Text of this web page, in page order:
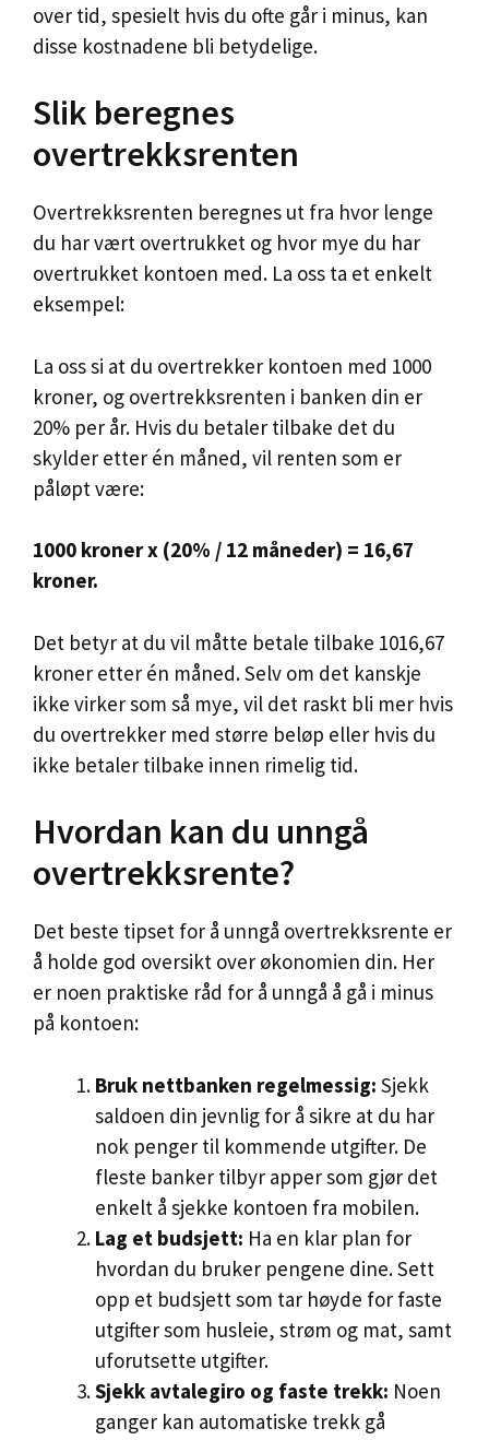
over tid, spesielt hvis du ofte går i minus, kan
disse kostnadene bli betydelige.
Slik beregnes
overtrekksrenten
Overtrekksrenten beregnes ut fra hvor lenge
du har vært overtrukket og hvor mye du har
overtrukket kontoen med. La oss ta et enkelt
eksempel:
La oss si at du overtrekker kontoen med 1000
kroner, og overtrekksrenten i banken din er
20% per år. Hvis du betaler tilbake det du
skylder etter én måned, vil renten som er
påløpt være:
1000 kroner x (20% / 12 måneder) = 16,67
kroner.
Det betyr at du vil måtte betale tilbake 1016,67
kroner etter én måned. Selv om det kanskje
ikke virker som så mye, vil det raskt bli mer hvis
du overtrekker med større beløp eller hvis du
ikke betaler tilbake innen rimelig tid.
Hvordan kan du unngå
overtrekksrente?
Det beste tipset for å unngå overtrekksrente er
å holde god oversikt over økonomien din. Her
er noen praktiske råd for å unngå å gå i minus
på kontoen:
Bruk nettbanken regelmessig: Sjekk
saldoen din jevnlig for å sikre at du har
nok penger til kommende utgifter. De
fleste banker tilbyr apper som gjør det
enkelt å sjekke kontoen fra mobilen.
Lag et budsjett: Ha en klar plan for
hvordan du bruker pengene dine. Sett
opp et budsjett som tar høyde for faste
utgifter som husleie, strøm og mat, samt
uforutsette utgifter.
Sjekk avtalegiro og faste trekk: Noen
ganger kan automatiske trekk gå